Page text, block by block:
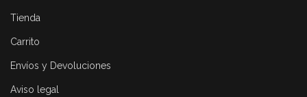
Tienda
Carrito
Envíos y Devoluciones
Aviso legal